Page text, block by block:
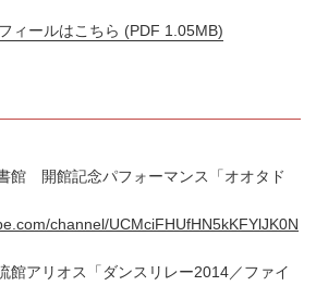
ィールはこちら (PDF 1.05MB)
館 開館記念パフォーマンス「オオタド
channel/UCMciFHUfHN5kKFYlJK0N
館アリオス「ダンスリレー2014／ファイ